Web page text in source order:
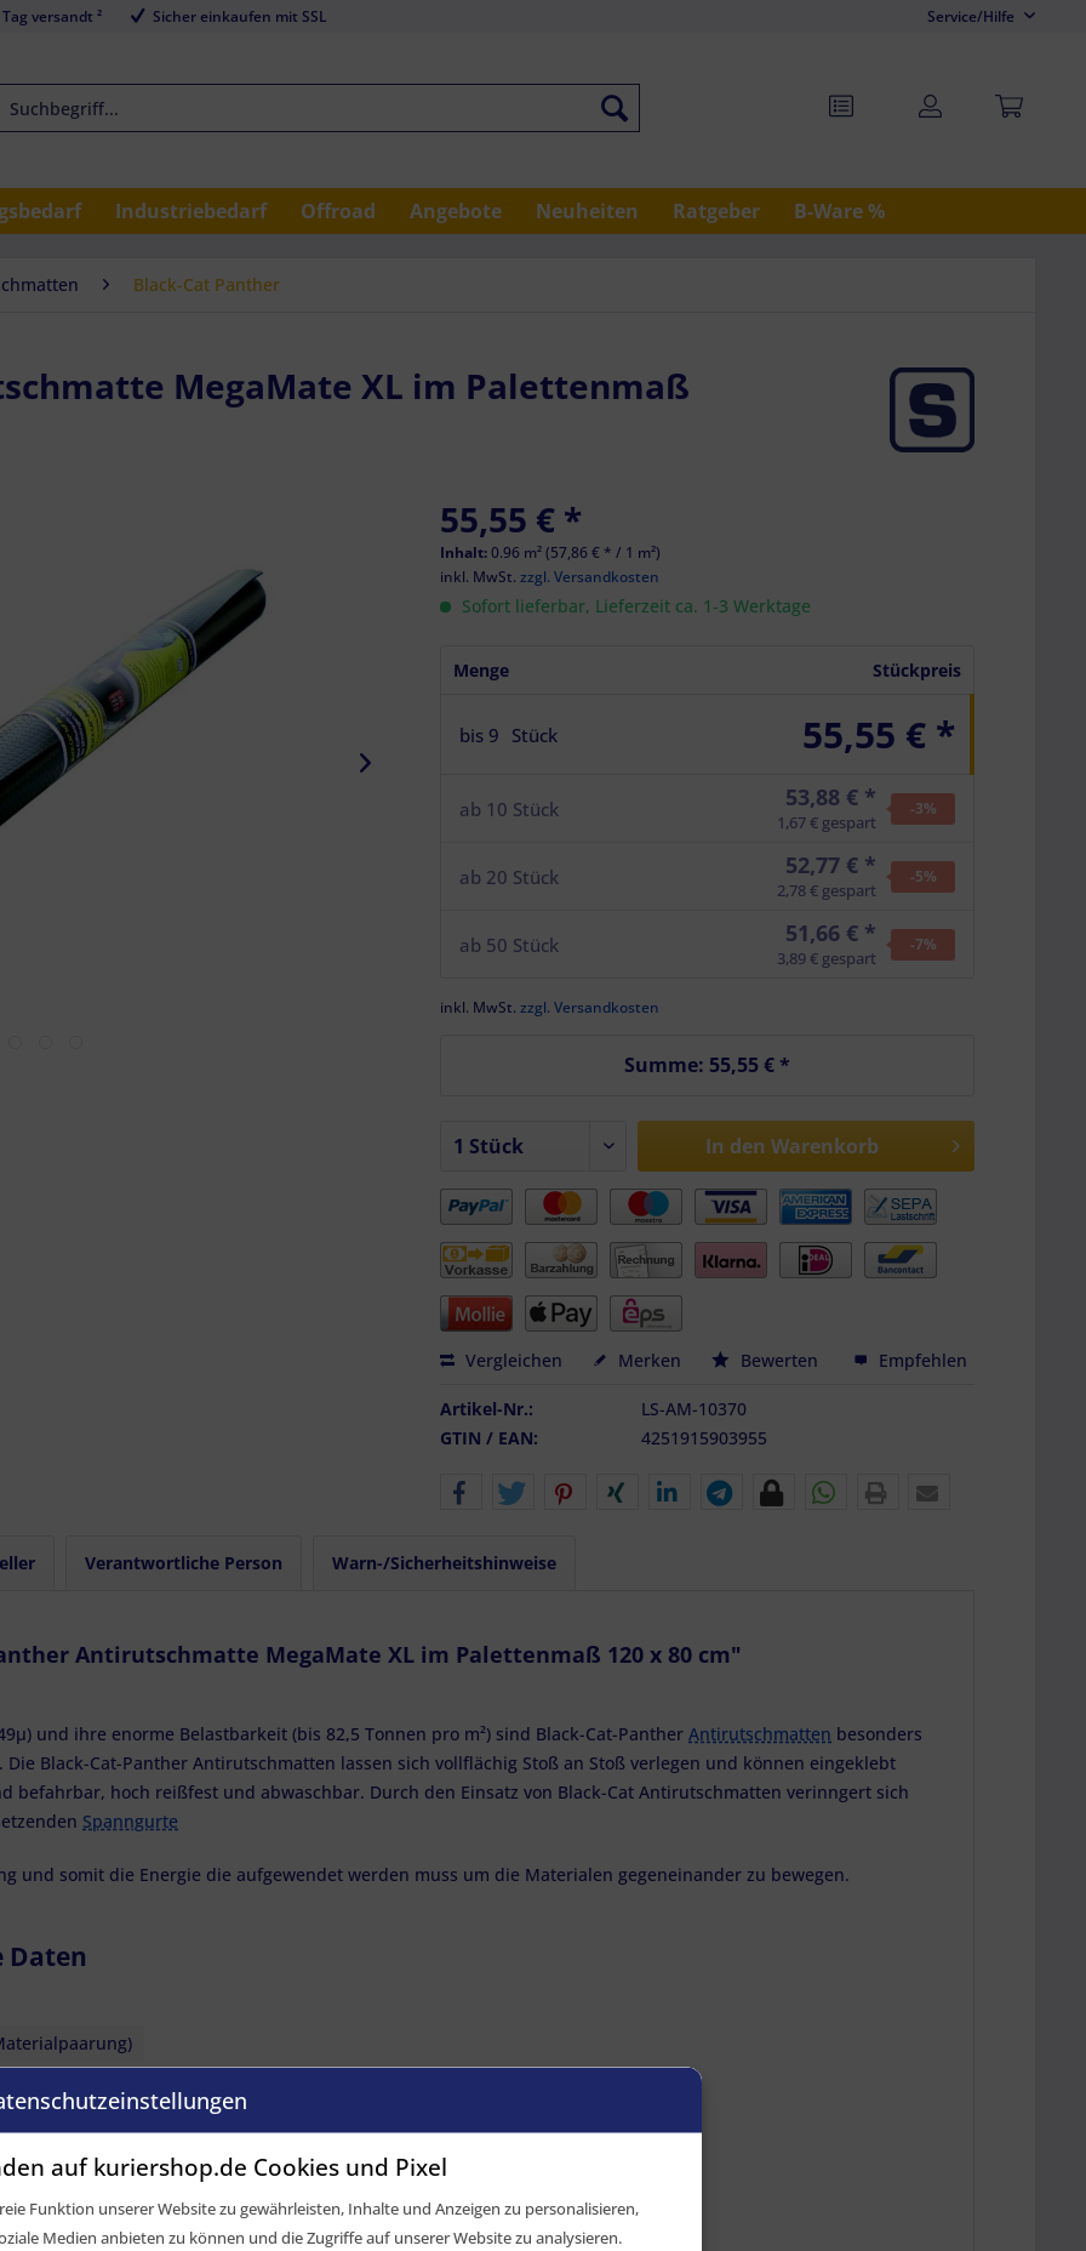
versandt ² Sicher einkaufen mit SSL Service/Hilfe
Industriebedarf Offroad Angebote Neuheiten Ratgeber B-Ware %
Black-Cat Panther
MegaMate XL im Palettenmaß
55,55 € *
Inhalt:0.96 m² (57,86 € * / 1 m²)
inkl. MwSt.zzgl. Versandkosten
Sofort lieferbar, Lieferzeit ca. 1-3 Werktage
Menge Stückpreis
bis 9 Stück 55,55 € *
ab 10 Stück 53,88 € *
1,67 € gespart
-3%
ab 20 Stück 52,77 € *
2,78 € gespart
-5%
ab 50 Stück 51,66 € *
3,89 € gespart
-7%
inkl. MwSt.zzgl. Versandkosten
Summe: 55,55 €*
In den Warenkorb
Vergleichen Merken Bewerten Empfehlen
Artikel-Nr.:
LS-AM-10370
GTIN / EAN:
4251915903955
Verantwortliche Person Warn-/Sicherheitshinweise
Antirutschmatte MegaMate XL im Palettenmaß 120 x 80 cm"
und ihre enorme Belastbarkeit (bis 82,5 Tonnen pro m²) sind Black-Cat-Panther Antirutschmatten besonders
Black-Cat-Panther Antirutschmatten lassen sich vollflächig Stoß an Stoß verlegen und können eingeklebt
befahrbar, hoch reißfest und abwaschbar. Durch den Einsatz von Black-Cat Antirutschmatten verinngert sich
Spanngurte
und somit die Energie die aufgewendet werden muss um die Materialen gegeneinander zu bewegen.
Daten
auf kuriershop.de Cookies und Pixel
Funktion unserer Website zu gewährleisten, Inhalte und Anzeigen zu personalisieren,
Medien anbieten zu können und die Zugriffe auf unserer Website zu analysieren.